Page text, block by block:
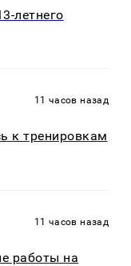
летнего
11 часов назад
к тренировкам
11 часов назад
работы на